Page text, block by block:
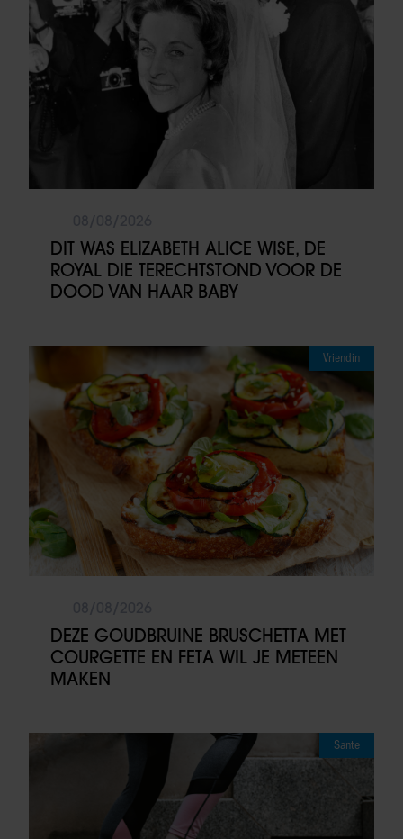
DIT WAS ELIZABETH ALICE WISE, DE
ROYAL DIE TERECHTSTOND VOOR DE
DOOD VAN HAAR BABY
Vriendin
DEZE GOUDBRUINE BRUSCHETTA MET
COURGETTE EN FETA WIL JE METEEN
MAKEN
Sante